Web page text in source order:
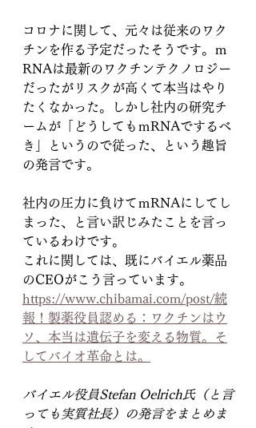
コロナに関して、元々は従来のワク
チンを作る予定だったそうです。ｍ
RNAは最新のワクチンテクノロジー
だったがリスクが高くて本当はやり
たくなかった。しかし社内の研究チ
ームが「どうしてもｍRNAでするべ
き」というので従った、という趣旨
の発言です。
社内の圧力に負けてｍRNAにしてし
まった、と言い訳じみたことを言っ
ているわけです。
これに関しては、既にバイエル薬品
のCEOがこう言っています。
https://www.chibamai.com/post/続
報！製薬役員認める：ワクチンはウ
ソ、本当は遺伝子を変える物質。そ
してバイオ革命とは。
バイエル役員Stefan Oelrich氏（と言
っても実質社長）の発言をまとめま